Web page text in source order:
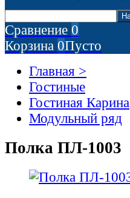
Сравнение 0
Корзина 0Пусто
Главная >
Гостиные
Гостиная Карина
Модульный ряд
Полка ПЛ-1003